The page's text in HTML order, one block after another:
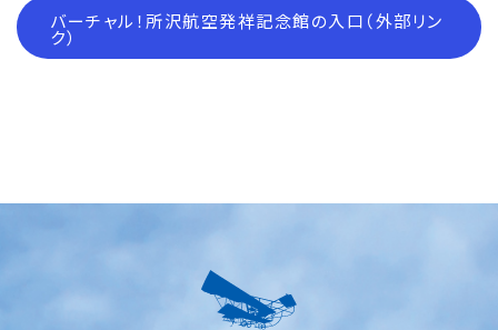
ご利用上の注意（利用者遵守事
項）
バリアフリー情報
キッズ・チャレンジ倶楽部
バーチャル！所沢航空発祥記念館の入口（外部リン
ク）